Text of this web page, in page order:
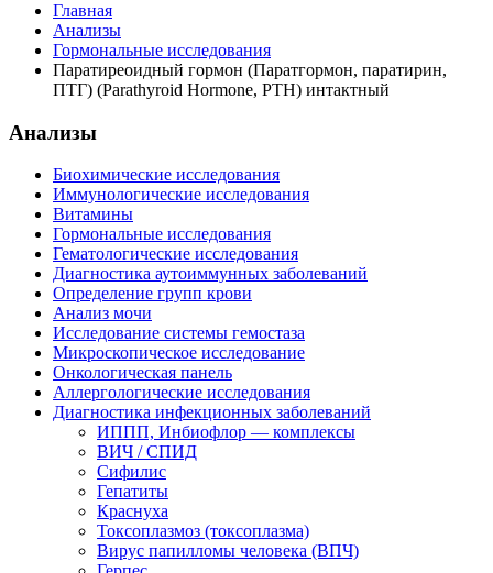
Главная
Анализы
Гормональные исследования
Паратиреоидный гормон (Паратгормон, паратирин,
ПТГ) (Parathyroid Hormone, PTH) интактный
Анализы
Биохимические исследования
Иммунологические исследования
Витамины
Гормональные исследования
Гематологические исследования
Диагностика аутоиммунных заболеваний
Определение групп крови
Анализ мочи
Исследование системы гемостаза
Микроскопическое исследование
Онкологическая панель
Аллергологические исследования
Диагностика инфекционных заболеваний
ИППП, Инбиофлор — комплексы
ВИЧ / СПИД
Сифилис
Гепатиты
Краснуха
Токсоплазмоз (токсоплазма)
Вирус папилломы человека (ВПЧ)